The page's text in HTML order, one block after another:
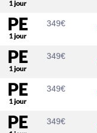
349€
349€
349€
349€